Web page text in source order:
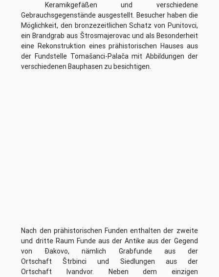
Keramikgefäßen und verschiedene
Gebrauchsgegenstände ausgestellt. Besucher haben die
Möglichkeit, den bronzezeitlichen Schatz von Punitovci,
ein Brandgrab aus Štrosmajerovac und als Besonderheit
eine Rekonstruktion eines prähistorischen Hauses aus
der Fundstelle Tomašanci-Palača mit Abbildungen der
verschiedenen Bauphasen zu besichtigen.
Nach den prähistorischen Funden enthalten der zweite
und dritte Raum Funde aus der Antike aus der Gegend
von Đakovo, nämlich Grabfunde aus der
Ortschaft Štrbinci und Siedlungen aus der
Ortschaft Ivandvor. Neben dem einzigen